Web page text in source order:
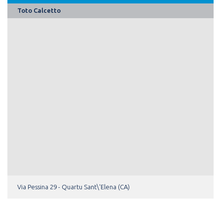
Toto Calcetto
Via Pessina 29 - Quartu Sant\'Elena (CA)